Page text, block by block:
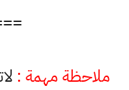
ملاحظة مهمة :